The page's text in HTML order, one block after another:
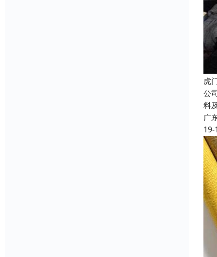
虎
公
料
广
19-